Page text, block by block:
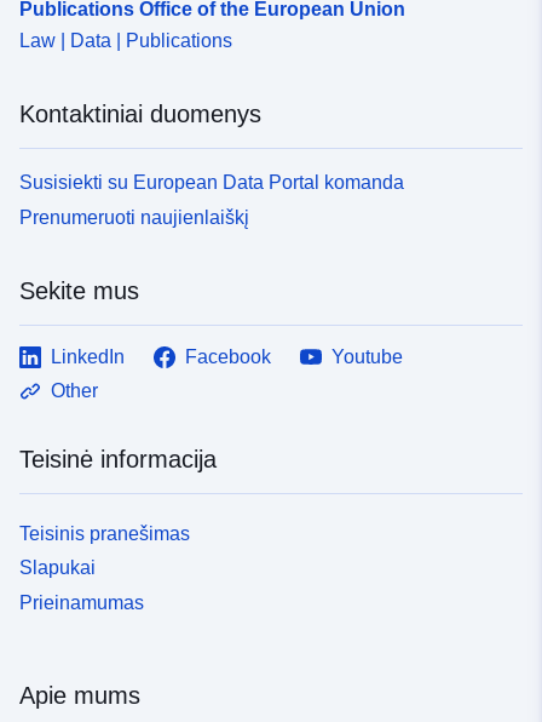
Publications Office of the European Union
Law | Data | Publications
Kontaktiniai duomenys
Susisiekti su European Data Portal komanda
Prenumeruoti naujienlaiškį
Sekite mus
LinkedIn Facebook
Youtube
Other
Teisinė informacija
Teisinis pranešimas
Slapukai
Prieinamumas
Apie mums